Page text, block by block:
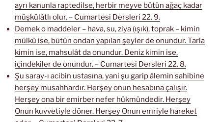
ayrı kanunla raptedilse, herbir meyve bütün ağaç kadar
müşkülâtlı olur. – Cumartesi Dersleri 22. 9.
Demek o maddeler – hava, su, ziya (ışık), toprak – kimin
mülkü ise, bütün ondan yapılan şeyler de onundur. Tarla
kimin ise, mahsulât da onundur. Deniz kimin ise,
içindekiler de onundur. – Cumartesi Dersleri 22. 8.
Şu saray-ı acibin ustasına, yani şu garip âlemin sahibine
herşey musahhardır. Herşey onun hesabına çalışır.
Herşey ona bir emirber nefer hükmündedir. Herşey
Onun kuvvetiyle döner. Herşey Onun emriyle hareket